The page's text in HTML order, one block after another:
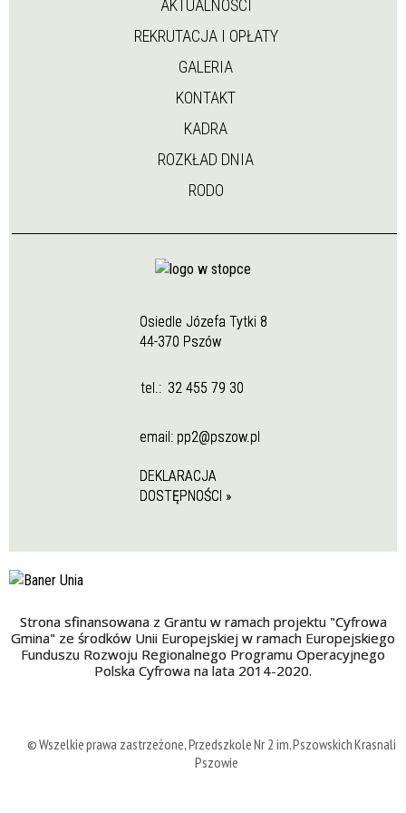
AKTUALNOŚCI
REKRUTACJA I OPŁATY
GALERIA
KONTAKT
KADRA
ROZKŁAD DNIA
RODO
Osiedle Józefa Tytki 8
44-370 Pszów
tel.: 32 455 79 30
email: pp2@pszow.pl
DEKLARACJA
DOSTĘPNOŚCI »
Strona sfinansowana z Grantu w ramach projektu "Cyfrowa
Gmina" ze środków Unii Europejskiej w ramach Europejskiego
Funduszu Rozwoju Regionalnego Programu Operacyjnego
Polska Cyfrowa na lata 2014-2020.
© Wszelkie prawa zastrzeżone, Przedszkole Nr 2 im. Pszowskich Krasnali w
Pszowie